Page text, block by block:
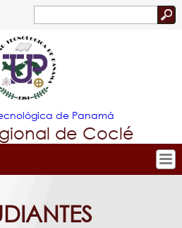
to navigation
de
búsqueda
de Panamá
de Coclé
Centro